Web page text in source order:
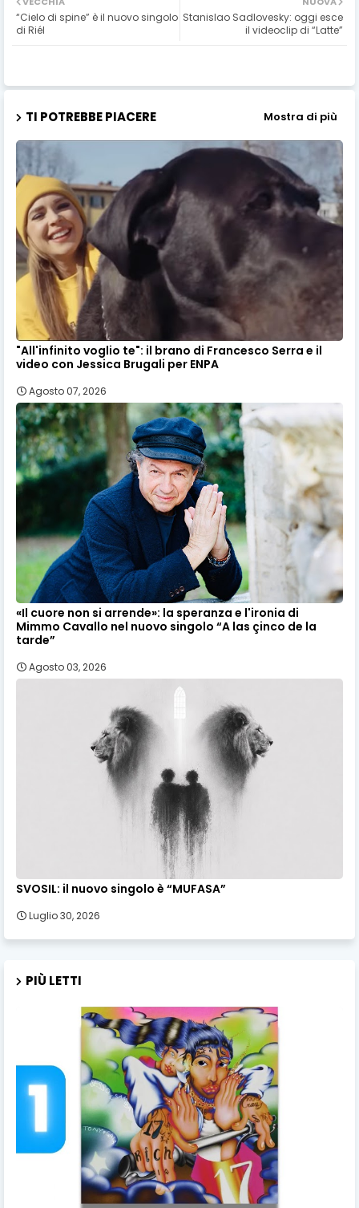
Stanislao Sadlovesky: oggi esce
il videoclip di “Latte”
“Cielo di spine” è il nuovo singolo
di Riél
TI POTREBBE PIACERE Mostra di più
"All'infinito voglio te": il brano di Francesco Serra e il
video con Jessica Brugali per ENPA
Agosto 07, 2026
«Il cuore non si arrende»: la speranza e l'ironia di
Mimmo Cavallo nel nuovo singolo “A las çinco de la
tarde”
Agosto 03, 2026
SVOSIL: il nuovo singolo è “MUFASA”
Luglio 30, 2026
PIÙ LETTI